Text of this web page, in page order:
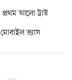
প্রথম আলো ট্রাস্ট
মোবাইল ভ্যাস